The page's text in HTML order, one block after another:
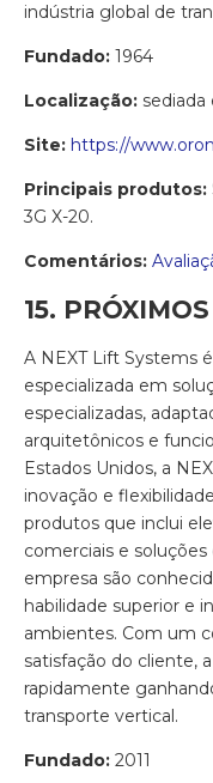
indústria global de
Fundado: 1964
Localização: sediada
Site: https://
Principais produtos:
3G X-20.
Comentários:
15.
A NEXT Lift Systems
especializada em
especializadas,
arquitetônicos e
Estados Unidos, a
inovação e
produtos que inclui
comerciais e soluções
empresa são
habilidade superior e
ambientes. Com um
satisfação do cliente,
rapidamente
transporte vertical.
Fundado: 2011